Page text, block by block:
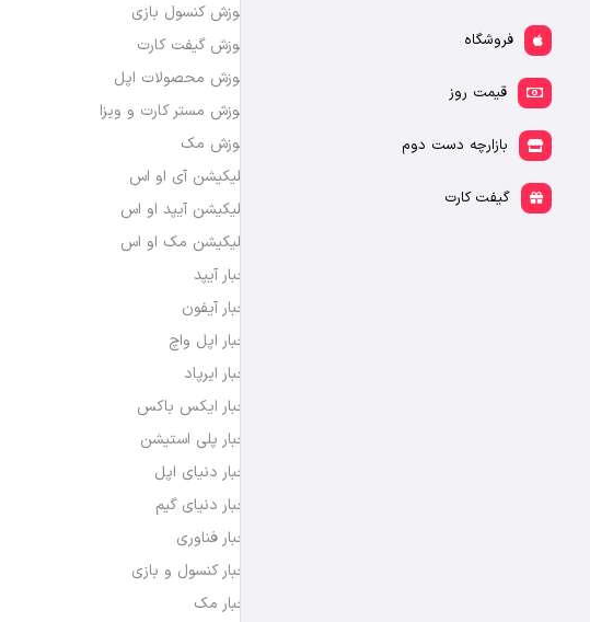
فروشگاه
قیمت روز
بازارچه دست دوم
گیفت کارت
آموزش کنسول بازی
آموزش گیفت کارت
آموزش محصولات اپل
آموزش مستر کارت و ویزا
آموزش مک
اپلیکیشن آی او اس
اپلیکیشن آیپد او اس
اپلیکیشن مک او اس
اخبار آیپد
اخبار آیفون
اخبار اپل واچ
اخبار ایرپاد
اخبار ایکس باکس
اخبار پلی استیشن
اخبار دنیای اپل
اخبار دنیای گیم
اخبار فناوری
اخبار کنسول و بازی
اخبار مک